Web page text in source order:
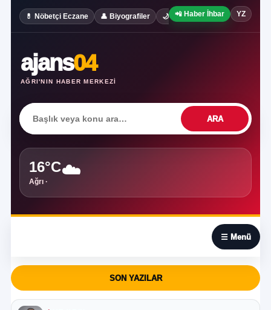
💊 Nöbetçi Eczane 👤 Biyografiler 🌙 Rüya Tabirleri ✍️ Köşe
📲 Haber İhbar YZ
ajans04
AĞRI'NIN HABER MERKEZI
ARA
16°C
Ağrı ·
☁️
☰ Menü
SON YAZILAR